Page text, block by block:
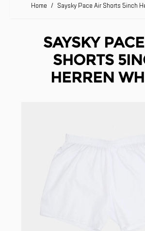
Home / Saysky Pace Air Shorts 5inch
SAYSKY
SHORTS
HERREN